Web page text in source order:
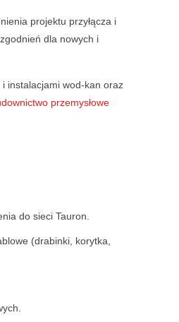
projektu przyłącza i
dla nowych i
instalacjami wod-kan oraz
przemysłowe
do sieci Tauron.
(drabinki, korytka,